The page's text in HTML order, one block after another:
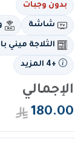
بدون وجبات
شاشة
الثلاجة ميني
+4 المزيد
الإجمالي
180.00